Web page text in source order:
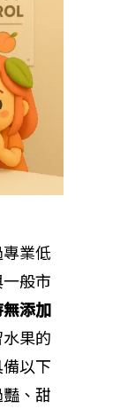
業低
般市
添加
水果的
以下
、甜